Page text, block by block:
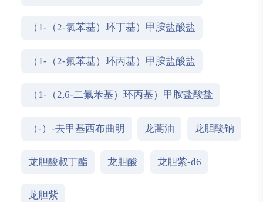
（1-（2-氯苯基）环丁基）甲胺盐酸盐
（1-（2-氟苯基）环丙基）甲胺盐酸盐
（1-（2,6-二氟苯基）环丙基）甲胺盐酸盐
（-）-去甲基西布曲明 龙蒿油 龙胆酸钠
龙胆酸叔丁酯 龙胆酸 龙胆紫-d6
龙胆紫